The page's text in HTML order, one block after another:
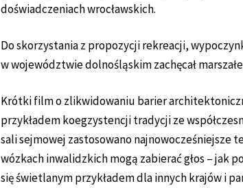
doświadczeniach wrocławskich.
Do skorzystania z propozycji rekreacji,
w województwie dolnośląskim zachęcał
Krótki film o zlikwidowaniu barier
przykładem koegzystencji tradycji ze
sali sejmowej zastosowano najnowocześniejsze
wózkach inwalidzkich mogą zabierać głos – jak
się świetlanym przykładem dla innych krajów i